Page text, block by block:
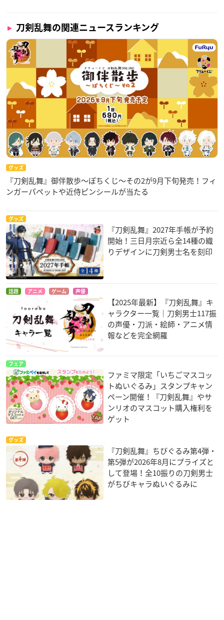
刀剣乱舞の関連ニュースランキング
グッズ
『刀剣乱舞』御伴散歩～ぽちくじ～その2が9月下旬発売！フィ
ンガーパペットや近侍ピンシールが当たる
グッズ
『刀剣乱舞』2027年手帳が予約
開始！三日月宗近ら全14種の織
りデザインに刀剣男士名を刻印
話題 アニメ ゲーム 声優
【2025年最新】『刀剣乱舞』キ
ャラクター一覧｜刀剣男士117振
の声優・刀派・絵師・アニメ情
報などを完全網羅
フェア
ファミマ限定「いちごマスコッ
トぬいぐるみ」スタンプキャン
ペーン開催！『刀剣乱舞』やサ
ンリオのマスコット購入権利を
ゲット
グッズ
『刀剣乱舞』ちびぐるみ第4弾・
第5弾が2026年8月にプライズと
して登場！全10振りの刀剣男士
がちびキャラぬいぐるみに